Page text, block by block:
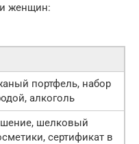
женщин:
портфель, набор
алкоголь
шелковый
сертификат в